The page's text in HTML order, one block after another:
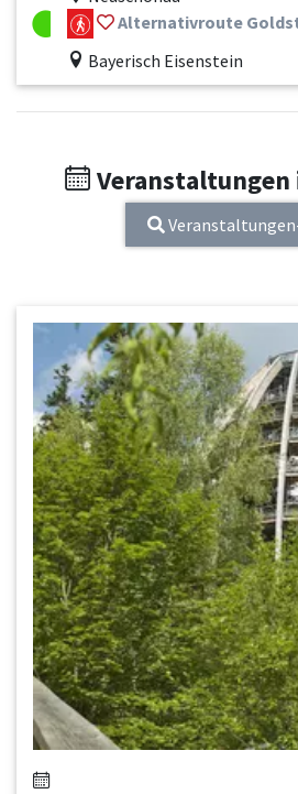
Alternativroute Goldsteig - Nr. 19 Bayerisch Eisenstein - Zwiesel -
Bayerisch Eisenstein
Veranstaltungen